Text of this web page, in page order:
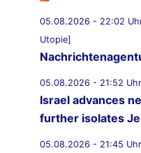
05.08.2026 - 22:02
Utopie]
05.08.2026 - 21:52
Israel advances
further isolates
05.08.2026 - 21:45